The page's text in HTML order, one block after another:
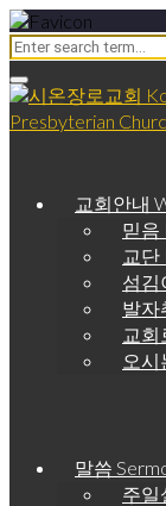
교회안내
믿음
교단
섬김
발자
교회
오시
말씀
주일